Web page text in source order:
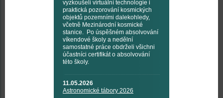
vyzkoušeli virtuální technologie i
praktická pozorování kosmických
objektů pozemními dalekohledy,
včetně Mezinárodní kosmické
stanice. Po úspěšném absolvování
víkendové školy a nedělní
samostatné práce obdrželi všichni
účastníci certifikát o absolvování
této školy.
11.05.2026
Astronomické tábory 2026